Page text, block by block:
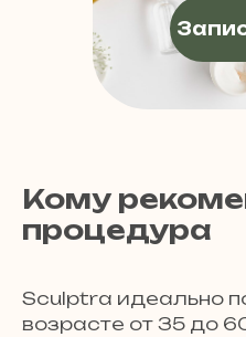
Кому
процедура
Sculptra идеально
возрасте от 35 до